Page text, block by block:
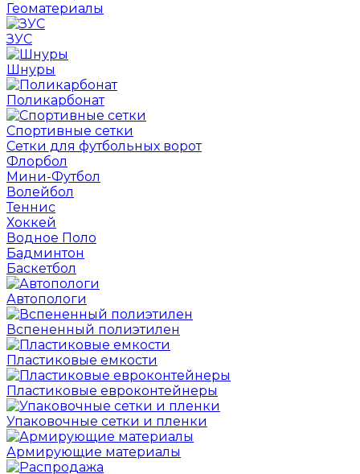
Геоматериалы
ЗУС
Шнуры
Поликарбонат
Спортивные сетки
Сетки для футбольных ворот
Флорбол
Мини-Футбол
Волейбол
Теннис
Хоккей
Водное Поло
Бадминтон
Баскетбол
Автопологи
Вспененный полиэтилен
Пластиковые емкости
Пластиковые евроконтейнеры
Упаковочные сетки и пленки
Армирующие материалы